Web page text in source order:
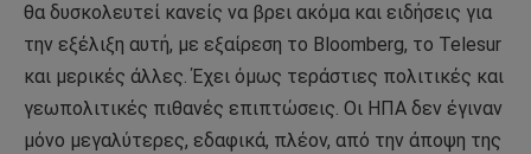
θα δυσκολευτεί κανείς να βρει ακόμα και ειδήσεις για
την εξέλιξη αυτή, με εξαίρεση το Bloomberg, το Telesur
και μερικές άλλες. Έχει όμως τεράστιες πολιτικές και
γεωπολιτικές πιθανές επιπτώσεις. Οι ΗΠΑ δεν έγιναν
μόνο μεγαλύτερες, εδαφικά, πλέον, από την άποψη της